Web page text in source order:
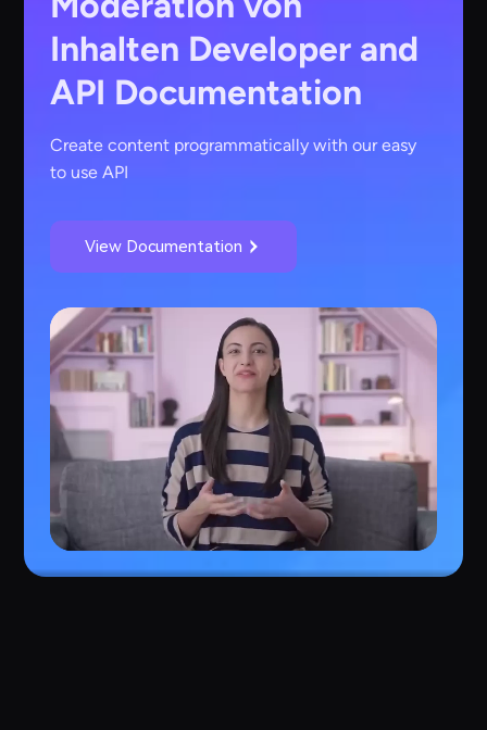
Inhalten Developer and
API Documentation
Create content programmatically with our easy
to use API
View Documentation